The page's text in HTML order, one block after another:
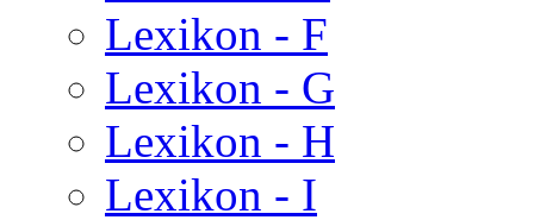
Lexikon - F
Lexikon - G
Lexikon - H
Lexikon - I